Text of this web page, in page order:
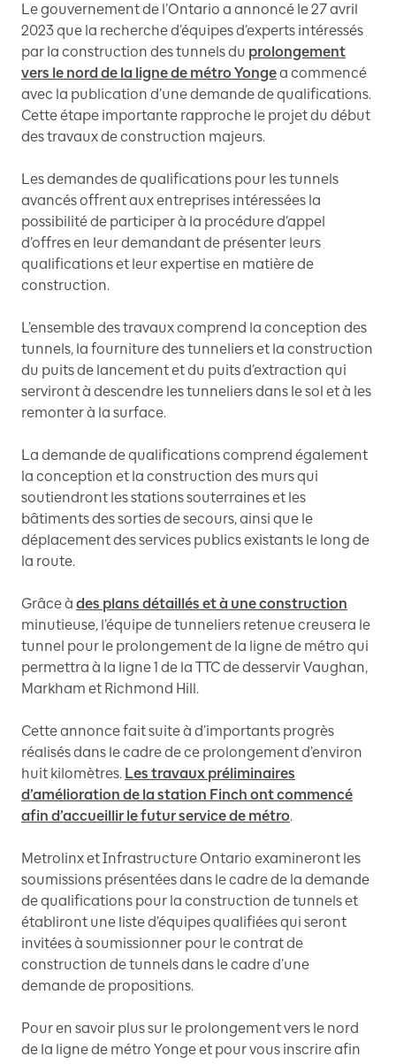
Le gouvernement de l’Ontario a annoncé le 27 avril
2023 que la recherche d’équipes d’experts intéressés
par la construction des tunnels du prolongement
vers le nord de la ligne de métro Yongea commencé
avec la publication d’une demande de qualifications.
Cette étape importante rapproche le projet du début
des travaux de construction majeurs.
Les demandes de qualifications pour les tunnels
avancés offrent aux entreprises intéressées la
possibilité de participer à la procédure d’appel
d’offres en leur demandant de présenter leurs
qualifications et leur expertise en matière de
construction.
L’ensemble des travaux comprend la conception des
tunnels, la fourniture des tunneliers et la construction
du puits de lancement et du puits d’extraction qui
serviront à descendre les tunneliers dans le sol et à les
remonter à la surface.
La demande de qualifications comprend également
la conception et la construction des murs qui
soutiendront les stations souterraines et les
bâtiments des sorties de secours, ainsi que le
déplacement des services publics existants le long de
la route.
Grâce à des plans détaillés et à une construction
minutieuse, l’équipe de tunneliers retenue creusera le
tunnel pour le prolongement de la ligne de métro qui
permettra à la ligne 1 de la TTC de desservir Vaughan,
Markham et Richmond Hill.
Cette annonce fait suite à d’importants progrès
réalisés dans le cadre de ce prolongement d’environ
huit kilomètres. Les travaux préliminaires
d’amélioration de la station Finch ont commencé
afin d’accueillir le futur service de métro.
Metrolinx et Infrastructure Ontario examineront les
soumissions présentées dans le cadre de la demande
de qualifications pour la construction de tunnels et
établiront une liste d’équipes qualifiées qui seront
invitées à soumissionner pour le contrat de
construction de tunnels dans le cadre d’une
demande de propositions.
Pour en savoir plus sur le prolongement vers le nord
de la ligne de métro Yonge et pour vous inscrire afin